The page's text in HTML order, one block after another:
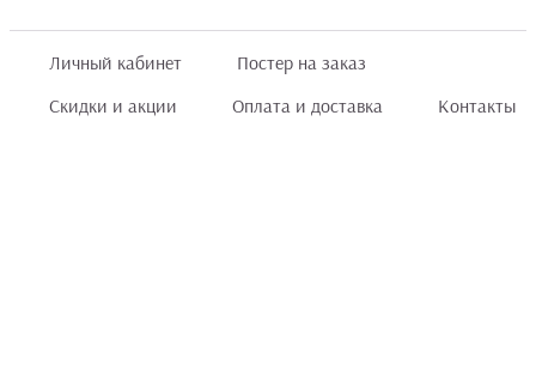
Личный кабинет
Постер на заказ
Скидки и акции
Оплата и доставка
Контакты